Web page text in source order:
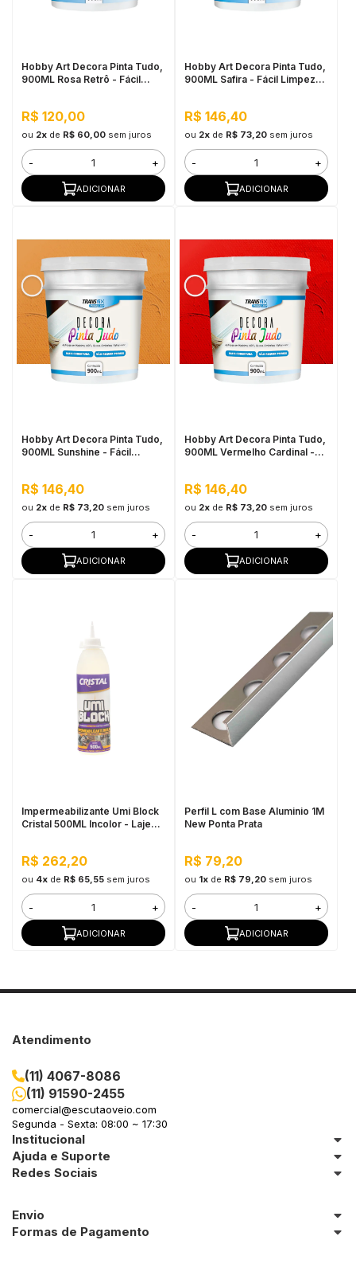
Hobby Art Decora Pinta Tudo,
900ML Rosa Retrô - Fácil
R$ 120,00
ou 2xde R$ 60,00 sem juros
- +
ADICIONAR
Hobby Art Decora Pinta Tudo,
900ML Safira - Fácil Limpeza,
R$ 146,40
ou 2xde R$ 73,20 sem juros
- +
ADICIONAR
Hobby Art Decora Pinta Tudo,
900ML Sunshine - Fácil
R$ 146,40
ou 2xde R$ 73,20 sem juros
- +
ADICIONAR
Hobby Art Decora Pinta Tudo,
900ML Vermelho Cardinal -
R$ 146,40
ou 2xde R$ 73,20 sem juros
- +
ADICIONAR
Impermeabilizante Umi Block
Cristal 500ML Incolor - Lajes e
R$ 262,20
ou 4xde R$ 65,55 sem juros
- +
ADICIONAR
Perfil L com Base Aluminio 1M
New Ponta Prata
R$ 79,20
ou 1xde R$ 79,20 sem juros
- +
ADICIONAR
Atendimento
(11) 4067-8086
(11) 91590-2455
comercial@escutaoveio.com
Segunda - Sexta: 08:00 ~ 17:30
Institucional
Ajuda e Suporte
Redes Sociais
Envio
Formas de Pagamento